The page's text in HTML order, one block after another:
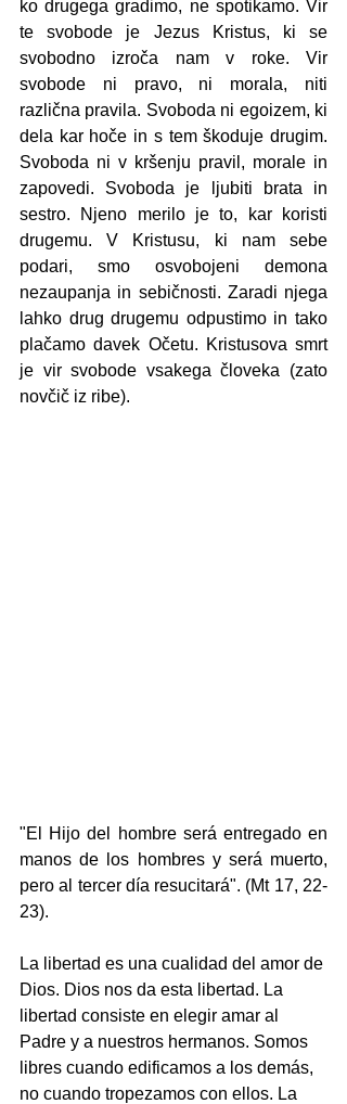
ko drugega gradimo, ne spotikamo. Vir
te svobode je Jezus Kristus, ki se
svobodno izroča nam v roke. Vir
svobode ni pravo, ni morala, niti
različna pravila. Svoboda ni egoizem, ki
dela kar hoče in s tem škoduje drugim.
Svoboda ni v kršenju pravil, morale in
zapovedi. Svoboda je ljubiti brata in
sestro. Njeno merilo je to, kar koristi
drugemu. V Kristusu, ki nam sebe
podari, smo osvobojeni demona
nezaupanja in sebičnosti. Zaradi njega
lahko drug drugemu odpustimo in tako
plačamo davek Očetu. Kristusova smrt
je vir svobode vsakega človeka (zato
novčič iz ribe).
"El Hijo del hombre será entregado en
manos de los hombres y será muerto,
pero al tercer día resucitará". (Mt 17, 22-
23).
La libertad es una cualidad del amor de
Dios. Dios nos da esta libertad. La
libertad consiste en elegir amar al
Padre y a nuestros hermanos. Somos
libres cuando edificamos a los demás,
no cuando tropezamos con ellos. La